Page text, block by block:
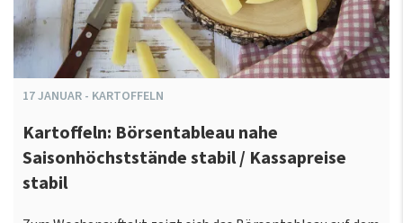
17JANUAR - KARTOFFELN
Kartoffeln: Börsentableau nahe
Saisonhöchststände stabil / Kassapreise
stabil